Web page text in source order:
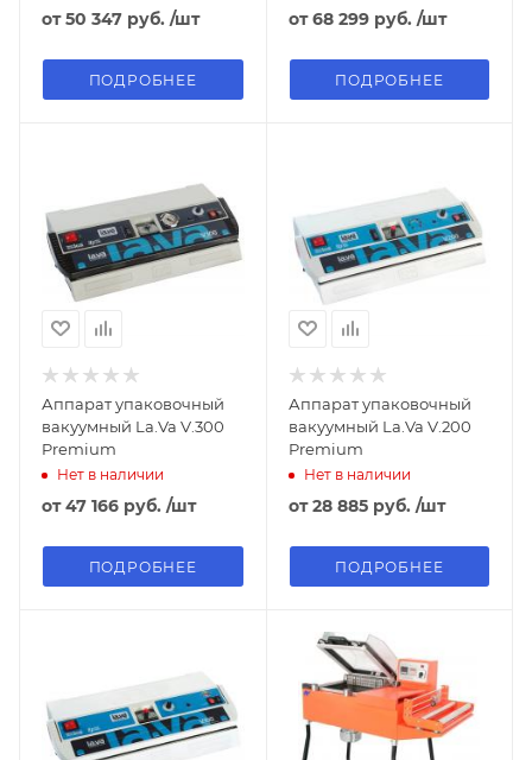
от50 347 руб. /шт
ПОДРОБНЕЕ
от68 299 руб. /шт
ПОДРОБНЕЕ
Аппарат упаковочный
вакуумный La.Va V.300
Premium
Нет в наличии
от47 166 руб. /шт
ПОДРОБНЕЕ
Аппарат упаковочный
вакуумный La.Va V.200
Premium
Нет в наличии
от28 885 руб. /шт
ПОДРОБНЕЕ